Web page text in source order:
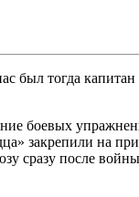
был тогда
боевых
закрепили на
сразу после